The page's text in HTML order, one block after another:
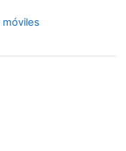
móviles